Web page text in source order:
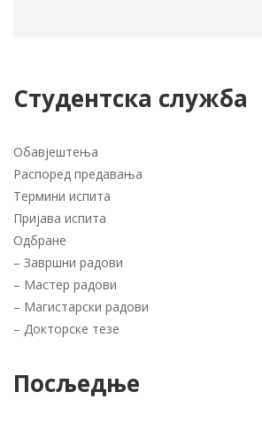
Студентска служба
Обавјештења
Распоред предавања
Термини испита
Пријава испита
Одбране
– Завршни радови
– Мастер радови
– Магистарски радови
– Докторске тезе
Посљедње